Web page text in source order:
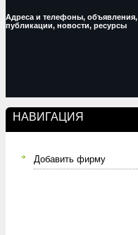
Адреса и телефоны, объявления,
публикации, новости, ресурсы
НАВИГАЦИЯ
Добавить фирму